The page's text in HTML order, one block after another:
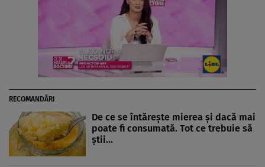
RECOMANDĂRI
De ce se întărește mierea și dacă mai
poate fi consumată. Tot ce trebuie să
știi…